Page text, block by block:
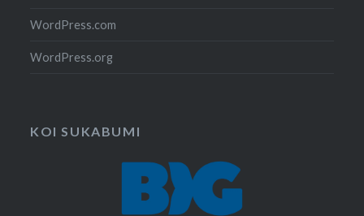
WordPress.com
WordPress.org
KOI SUKABUMI